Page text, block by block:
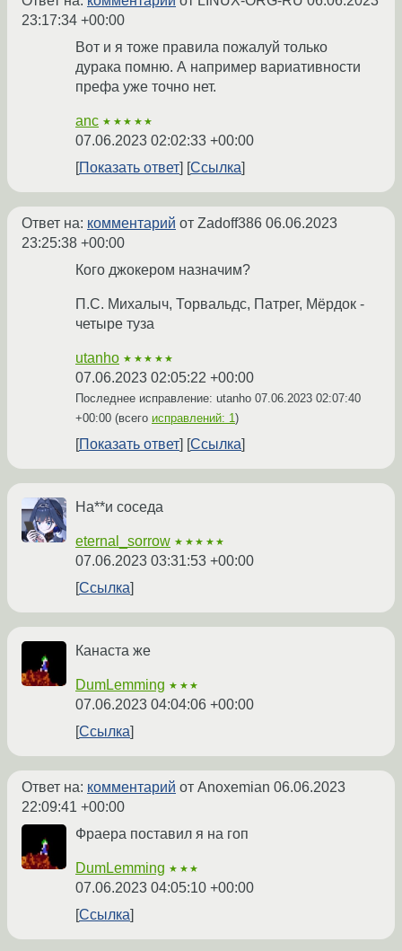
23:17:34 +00:00
Вот и я тоже правила пожалуй только
дурака помню. А например вариативности
префа уже точно нет.
anc ★★★★★
07.06.2023 02:02:33 +00:00
Показать ответ
Ссылка
Ответ на: комментарий от Zadoff386 06.06.2023
23:25:38 +00:00
Кого джокером назначим?
П.С. Михалыч, Торвальдс, Патрег, Мёрдок -
четыре туза
utanho ★★★★★
07.06.2023 02:05:22 +00:00
Последнее исправление: utanho 07.06.2023 02:07:40
+00:00 (всего исправлений: 1)
Показать ответ Ссылка
На**и соседа
eternal_sorrow ★★★★★
07.06.2023 03:31:53 +00:00
Ссылка
Канаста же
DumLemming ★★★
07.06.2023 04:04:06 +00:00
Ссылка
Ответ на: комментарий от Anoxemian 06.06.2023
22:09:41 +00:00
Фраера поставил я на гоп
DumLemming ★★★
07.06.2023 04:05:10 +00:00
Ссылка